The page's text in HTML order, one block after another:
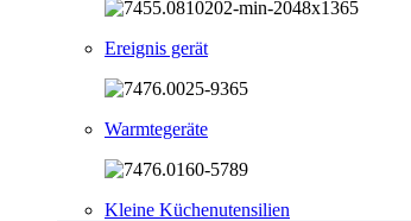
Ereignis gerät
Warmtegeräte
Kleine Küchenutensilien